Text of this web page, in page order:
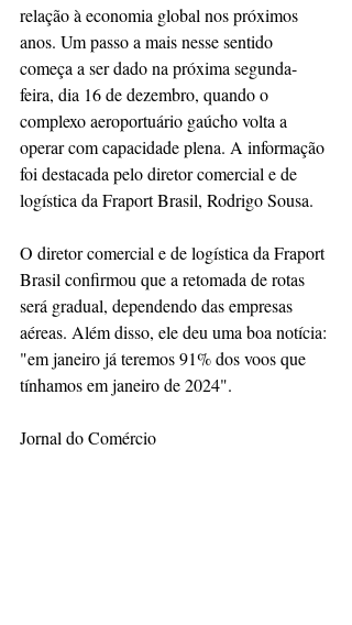
relação à economia global nos próximos
anos. Um passo a mais nesse sentido
começa a ser dado na próxima segunda-
feira, dia 16 de dezembro, quando o
complexo aeroportuário gaúcho volta a
operar com capacidade plena. A informação
foi destacada pelo diretor comercial e de
logística da Fraport Brasil, Rodrigo Sousa.
O diretor comercial e de logística da Fraport
Brasil confirmou que a retomada de rotas
será gradual, dependendo das empresas
aéreas. Além disso, ele deu uma boa notícia:
"em janeiro já teremos 91% dos voos que
tínhamos em janeiro de 2024".
Jornal do Comércio